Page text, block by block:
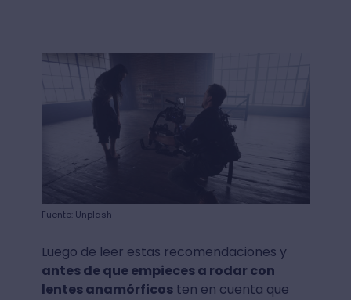
Fuente: Unplash
Luego de leer estas recomendaciones y
antes de que empieces a rodar con
lentes anamórficosten en cuenta que